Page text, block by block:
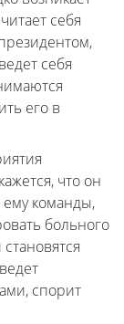
себя
себя
его в
что он
ему команды,
больного
спорит